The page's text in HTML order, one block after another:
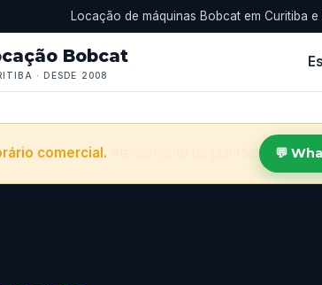
Locação de máquinas Bobcat em Curitiba e
Bobcat
· DESDE 2008
comercial. 💬